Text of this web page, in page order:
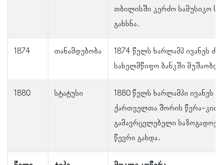
თბილისში კერძო სამუსიკო
გახსნა.
1874 თანამდებობა
1874 წელს ხარლამპ ივანეს ძე
სახელმწიფო ბანკში
1880 სტატუსი
1880 წელს ხარლამპი ივანეს
ქართველთა შორის წერა-
გამავრცელებელი
წევრი გახდა.